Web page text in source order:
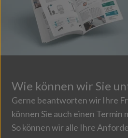
Wie können wir Sie
Gerne beantworten wir Ihre
können Sie auch einen Termin
So können wir alle Ihre